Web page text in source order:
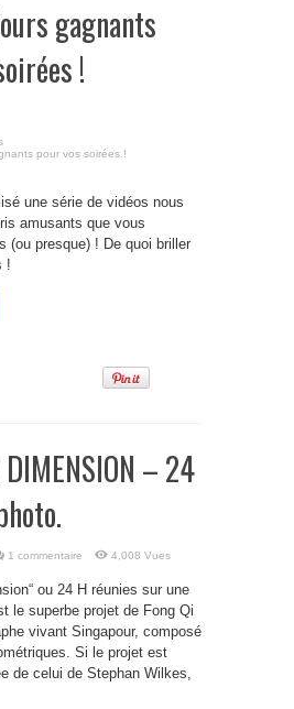
gagnants
!
pour vos soirées !
une série de vidéos nous
amusants que vous
(ou presque) ! De quoi briller
soirées !
– 24
1 commentaire 4,008 Vues
ou 24 H réunies sur une
le superbe projet de Fong Qi
vivant Singapour, composé
Si le projet est
de celui de Stephan Wilkes,